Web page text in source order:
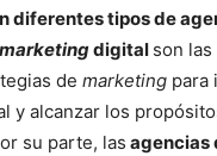
diferentes tipos de
marketingdigital son
de marketing para
y alcanzar los
su parte, las agencias